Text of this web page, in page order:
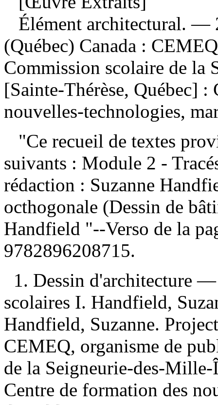
Élément architectural. —
(Québec) Canada :
Commission scolaire de la
[Sainte-Thérèse, Québec] :
nouvelles-technologies,
"Ce recueil de textes
suivants : Module 2 -
rédaction : Suzanne
octhogonale (Dessin de
Handfield "--Verso de la
9782896208715.
1. Dessin d'architecture
scolaires I. Handfield,
Handfield, Suzanne.
CEMEQ, organisme de
de la Seigneurie-des-
Centre de formation des